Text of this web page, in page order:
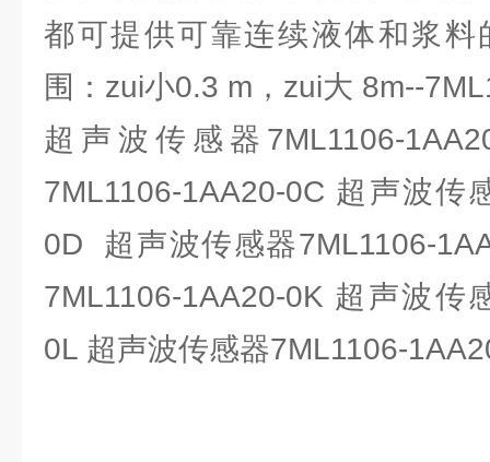
都可提供可靠连续液体和浆料
围：zui小0.3 m，zui大 8m--
超声波传感器7ML1106-
7ML1106-1AA20-0C 超声波传
0D 超声波传感器7ML1106-
7ML1106-1AA20-0K 超声波传
0L 超声波传感器7ML1106-